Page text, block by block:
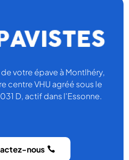
votre épave à Montlhéry,
centre VHU agréé sous le
D, actif dans l'Essonne.
nous